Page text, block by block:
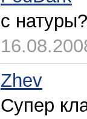
с
Zhev
Супер